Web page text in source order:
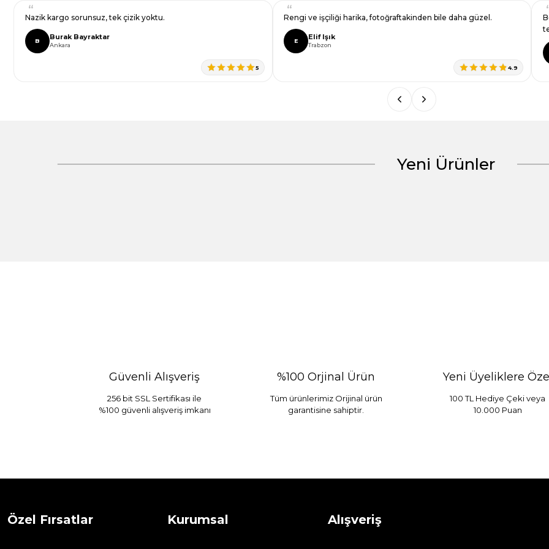
Bu ürüne benzer farklı alternatifler olmalı.
henüz kullanmadım bugün Harika,harikaaaa,harikaaaaasssssııınnn Çok zarif bir rengi var, çeyiz
Yeni Ürünler
2.400,00 TL 1.680,00 TL
Güvenli Alışveriş
256 bit SSL Sertifikası ile
%100 güvenli alışveriş imkanı
%100 Orjinal Ürün
Tüm ürünlerimiz Orijinal ürün
garantisine sahiptir.
Yeni Üyeliklere Özel
100 TL Hediye Çeki veya
10.000 Puan
Özel Fırsatlar Kurumsal Alışveriş